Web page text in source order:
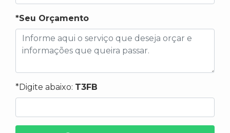
*Seu Orçamento
*Digite abaixo: T3FB